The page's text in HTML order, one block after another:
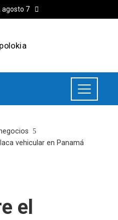
agosto 7
vehicular en Panamá
el